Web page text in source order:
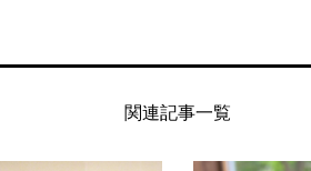
関連記事一覧